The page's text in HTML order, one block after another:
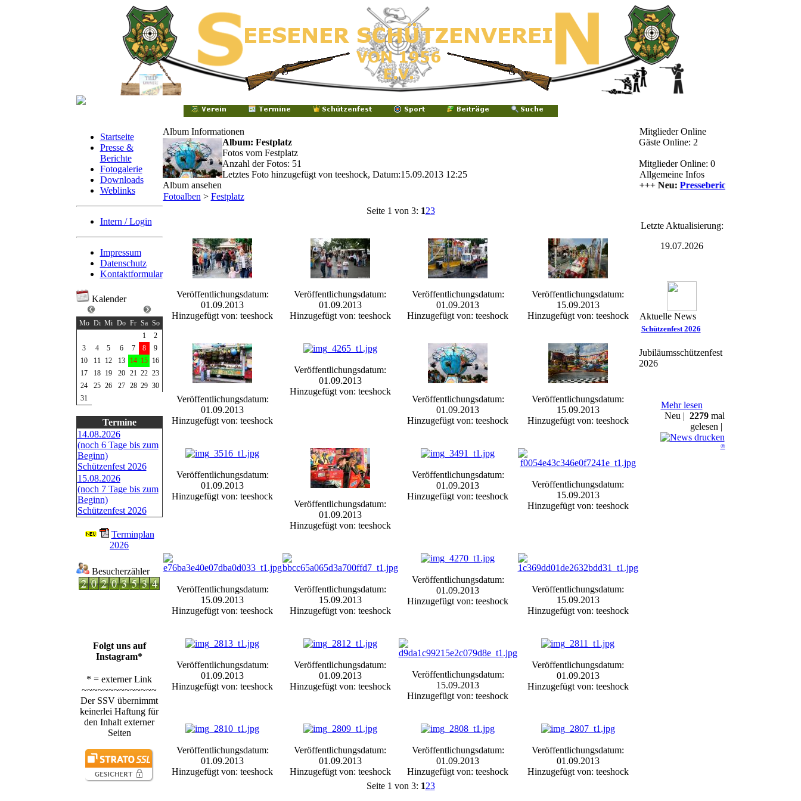
Startseite
Presse &
Berichte
Fotogalerie
Downloads
Weblinks
Intern / Login
Impressum
Datenschutz
Kontaktformular
Kalender
Mo Di Mi Do Fr Sa So
1
2
3
4 5 6 7 8
9
10
11 12 13 14 15
16
17
18 19 20 21 22 23
24
25 26 27 28 29 30
31
Termine
14.08.2026
(noch 6 Tage bis zum
Beginn)
Schützenfest 2026
15.08.2026
(noch 7 Tage bis zum
Beginn)
Schützenfest 2026
Terminplan
2026
Besucherzähler
Folgt uns auf
Instagram*
* = externer Link
~~~~~~~~~~~~~~
Der SSV übernimmt
keinerlei Haftung für
den Inhalt externer
Seiten
Album Informationen
Album: Festplatz
Fotos vom Festplatz
Anzahl der Fotos: 51
Letztes Foto hinzugefügt von teeshock, Datum:15.09.2013 12:25
Album ansehen
Fotoalben > Festplatz
Seite 1 von 3: 123
Veröffentlichungsdatum:
01.09.2013
Hinzugefügt von: teeshock
Veröffentlichungsdatum:
01.09.2013
Hinzugefügt von: teeshock
Veröffentlichungsdatum:
01.09.2013
Hinzugefügt von: teeshock
Veröffentlichungsdatum:
15.09.2013
Hinzugefügt von: teeshock
Veröffentlichungsdatum:
01.09.2013
Hinzugefügt von: teeshock
Veröffentlichungsdatum:
01.09.2013
Hinzugefügt von: teeshock
Veröffentlichungsdatum:
01.09.2013
Hinzugefügt von: teeshock
Veröffentlichungsdatum:
15.09.2013
Hinzugefügt von: teeshock
Veröffentlichungsdatum:
01.09.2013
Hinzugefügt von: teeshock
Veröffentlichungsdatum:
01.09.2013
Hinzugefügt von: teeshock
Veröffentlichungsdatum:
01.09.2013
Hinzugefügt von: teeshock
Veröffentlichungsdatum:
15.09.2013
Hinzugefügt von: teeshock
Veröffentlichungsdatum:
15.09.2013
Hinzugefügt von: teeshock
Veröffentlichungsdatum:
15.09.2013
Hinzugefügt von: teeshock
Veröffentlichungsdatum:
01.09.2013
Hinzugefügt von: teeshock
Veröffentlichungsdatum:
15.09.2013
Hinzugefügt von: teeshock
Veröffentlichungsdatum:
01.09.2013
Hinzugefügt von: teeshock
Veröffentlichungsdatum:
01.09.2013
Hinzugefügt von: teeshock
Veröffentlichungsdatum:
15.09.2013
Hinzugefügt von: teeshock
Veröffentlichungsdatum:
01.09.2013
Hinzugefügt von: teeshock
Veröffentlichungsdatum:
01.09.2013
Hinzugefügt von: teeshock
Veröffentlichungsdatum:
01.09.2013
Hinzugefügt von: teeshock
Veröffentlichungsdatum:
01.09.2013
Hinzugefügt von: teeshock
Veröffentlichungsdatum:
01.09.2013
Hinzugefügt von: teeshock
Seite 1 von 3: 123
Mitglieder Online
Gäste Online: 2
Mitglieder Online: 0
Allgemeine Infos
++++ Neu:Presseberichte
Letzte Aktualisierung:
19.07.2026
Aktuelle News
Schützenfest 2026
Jubiläumsschützenfest
2026
Mehr lesen
Neu | 2279mal
gelesen |
©